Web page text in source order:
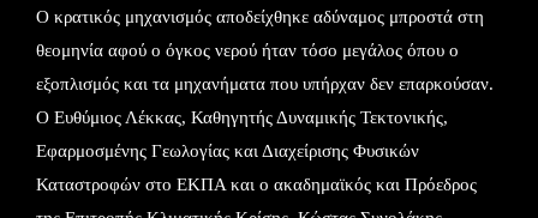
Ο κρατικός μηχανισμός αποδείχθηκε αδύναμος μπροστά στη
θεομηνία αφού ο όγκος νερού ήταν τόσο μεγάλος όπου ο
εξοπλισμός και τα μηχανήματα που υπήρχαν δεν επαρκούσαν.
Ο Ευθύμιος Λέκκας, Καθηγητής Δυναμικής Τεκτονικής,
Εφαρμοσμένης Γεωλογίας και Διαχείρισης Φυσικών
Καταστροφών στο ΕΚΠΑ και ο ακαδημαϊκός και Πρόεδρος